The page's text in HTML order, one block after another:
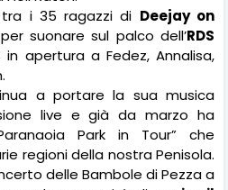
i 35 ragazzi di Deejay on
suonare sul palco dell’RDS
in apertura a Fedez, Annalisa,
a portare la sua musica
live e già da marzo ha
Park in Tour” che
regioni della nostra Penisola.
delle Bambole di Pezza a